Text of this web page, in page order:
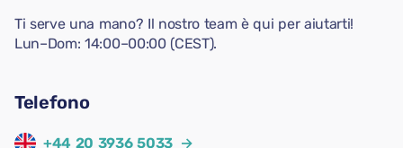
Ti serve una mano? Il nostro team è qui per aiutarti!
Lun–Dom: 14:00–00:00 (CEST).
Telefono
+44 20 3936 5033 →